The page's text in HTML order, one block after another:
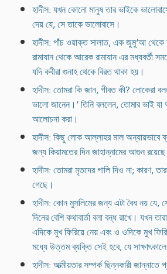
হাদীস: যখন কোনো মানুষ তার ভাইকে
দেয় যে, সে তাকে ভালোবাসে।
হাদীস: পাঁচ ওয়াক্ত সালাত, এক জুমু‘আ
রামাযান থেকে আরেক রামাযান এর মধ্যবর্তী
যদি কবীরা গুনাহ থেকে বিরত থাকা হয়।
হাদীস: তোমরা কি জান, গীবত কী? লোকেরা
ভালো জানেন।’ তিনি বললেন, তোমার ভাই যা
আলোচনা করা।
হাদীস: কিছু লোক আল্লাহর মাল অন্যায়ভাবে
জন্য কিয়ামতের দিন জাহান্নামের আগুন
হাদীস: তোমরা মৃতদের গালি দিও না; কারণ,
গেছে।
হাদীস: কোন মুসলিমের জন্য এটা বৈধ নয় যে,
দিনের বেশি কথাবার্তা বলা বন্ধ রাখে। যখন
এদিকে মুখ ফিরিয়ে নেয় এবং ও ওদিকে মুখ
মধ্যে উত্তম ব্যক্তি সেই হবে, যে
হাদীস: আত্মীয়তার সম্পর্ক ছিন্নকারী জান্নাতে